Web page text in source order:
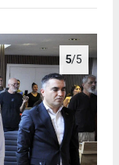
5/5